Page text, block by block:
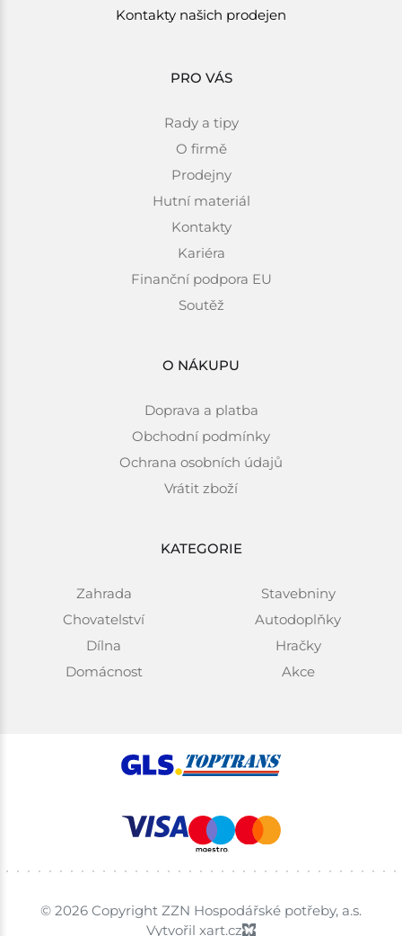
Kontakty našich prodejen
PRO VÁS
Rady a tipy
O firmě
Prodejny
Hutní materiál
Kontakty
Kariéra
Finanční podpora EU
Soutěž
O NÁKUPU
Doprava a platba
Obchodní podmínky
Ochrana osobních údajů
Vrátit zboží
KATEGORIE
Zahrada
Chovatelství
Dílna
Domácnost
Stavebniny
Autodoplňky
Hračky
Akce
© 2026 Copyright ZZN Hospodářské potřeby, a.s.
Vytvořil xart.cz